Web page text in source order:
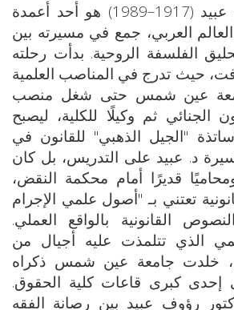
الدكتور رءُوف عبيد (1917–1989) هو أحد أعمدة
العربي، جمع في مسيرته بين
الفلسفة الروحية. بدأت رحلته
حيث تدرج في المناصب العلمية
عين شمس حتى شغل منصب
الجنائي ثم وكيلًا للكلية، ليصبح
"الجيل الذهبي" للقانون في
د. عبيد على التدريس، بل كان
قديرًا أمام محكمة النقض،
تعتني بـ "أصول علمي الإجرام
القانونية بالواقع العملي.
الذي تتلمذت عليه أجيال من
خلدت جامعة عين شمس ذكراه
إحدى كبرى قاعات كلية الحقوق.
رؤوف عبيد بين رصانة الفقه